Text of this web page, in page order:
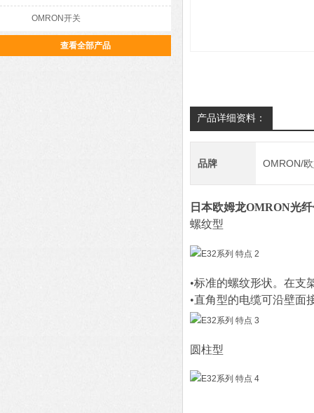
OMRON开关
查看全部产品
产品详细资料：
品牌 OMRON/
日本欧姆龙OMRON光
螺纹型
•标准的螺纹形状。在支
•直角型的电缆可沿壁面
圆柱型